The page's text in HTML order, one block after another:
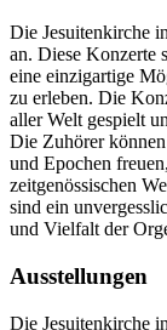
Die Jesuitenkirche
an. Diese Konzerte
eine einzigartige
zu erleben. Die
aller Welt gespielt
Die Zuhörer
und Epochen
zeitgenössischen
sind ein
und Vielfalt der
Ausstellungen
Die Jesuitenkirche